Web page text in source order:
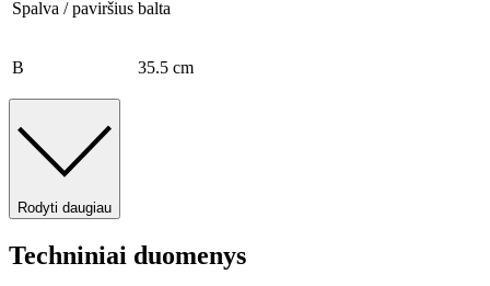
Spalva / paviršius balta
B 35.5 cm
Rodyti daugiau
Techniniai duomenys